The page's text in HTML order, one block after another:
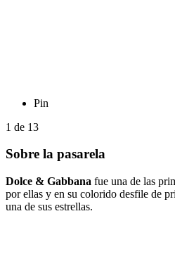
Pin
1 de 13
Sobre la pasarela
Dolce & Gabbana fue una de las
por ellas y en su colorido desfile de
una de sus estrellas.